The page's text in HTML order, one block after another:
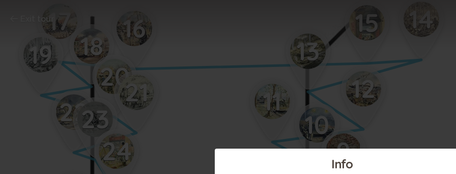
Info
9
10
11 12
13
14
15
16
17
18
19
2021
2223
24
Exit tour